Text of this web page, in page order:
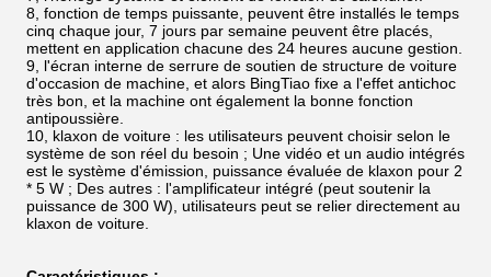
8, fonction de temps puissante, peuvent être installés le temps
cinq chaque jour, 7 jours par semaine peuvent être placés,
mettent en application chacune des 24 heures aucune gestion.
9, l'écran interne de serrure de soutien de structure de voiture
d'occasion de machine, et alors BingTiao fixe a l'effet antichoc
très bon, et la machine ont également la bonne fonction
antipoussière.
10, klaxon de voiture : les utilisateurs peuvent choisir selon le
système de son réel du besoin ; Une vidéo et un audio intégrés
est le système d'émission, puissance évaluée de klaxon pour 2
* 5 W ; Des autres : l'amplificateur intégré (peut soutenir la
puissance de 300 W), utilisateurs peut se relier directement au
klaxon de voiture.